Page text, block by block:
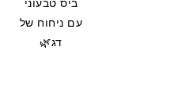
ביס טבעוני
עם ניחוח של
דג🌿